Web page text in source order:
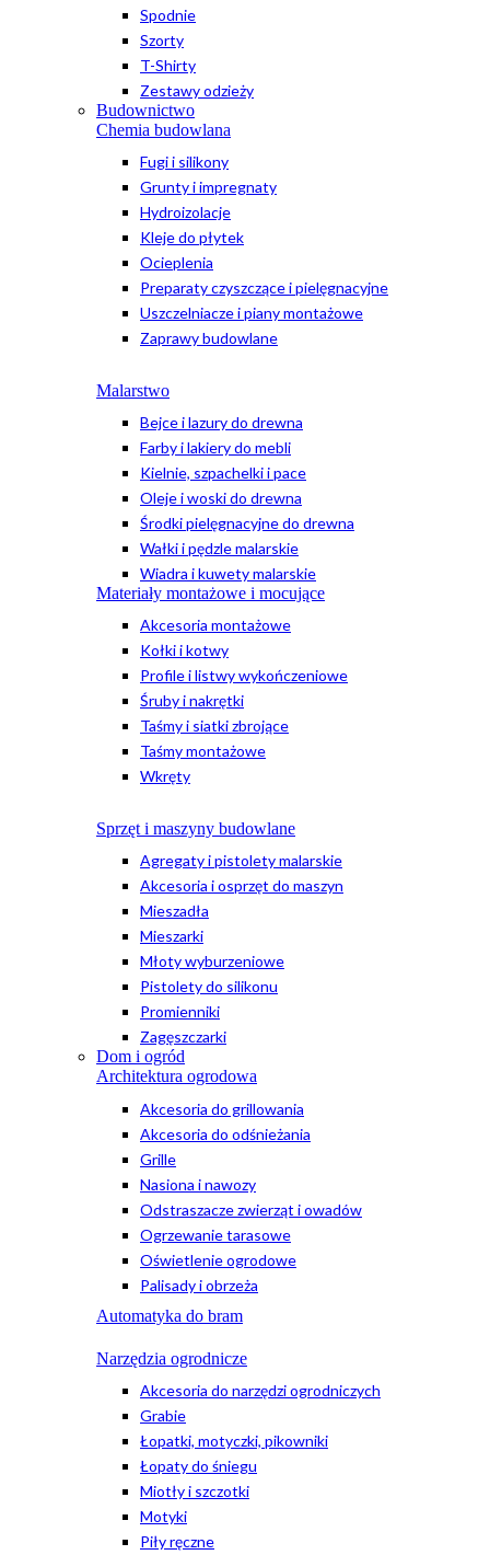
Spodnie
Szorty
T-Shirty
Zestawy odzieży
Budownictwo
Chemia budowlana
Fugi i silikony
Grunty i impregnaty
Hydroizolacje
Kleje do płytek
Ocieplenia
Preparaty czyszczące i pielęgnacyjne
Uszczelniacze i piany montażowe
Zaprawy budowlane
Malarstwo
Bejce i lazury do drewna
Farby i lakiery do mebli
Kielnie, szpachelki i pace
Oleje i woski do drewna
Środki pielęgnacyjne do drewna
Wałki i pędzle malarskie
Wiadra i kuwety malarskie
Materiały montażowe i mocujące
Akcesoria montażowe
Kołki i kotwy
Profile i listwy wykończeniowe
Śruby i nakrętki
Taśmy i siatki zbrojące
Taśmy montażowe
Wkręty
Sprzęt i maszyny budowlane
Agregaty i pistolety malarskie
Akcesoria i osprzęt do maszyn
Mieszadła
Mieszarki
Młoty wyburzeniowe
Pistolety do silikonu
Promienniki
Zagęszczarki
Dom i ogród
Architektura ogrodowa
Akcesoria do grillowania
Akcesoria do odśnieżania
Grille
Nasiona i nawozy
Odstraszacze zwierząt i owadów
Ogrzewanie tarasowe
Oświetlenie ogrodowe
Palisady i obrzeża
Automatyka do bram
Narzędzia ogrodnicze
Akcesoria do narzędzi ogrodniczych
Grabie
Łopatki, motyczki, pikowniki
Łopaty do śniegu
Miotły i szczotki
Motyki
Piły ręczne